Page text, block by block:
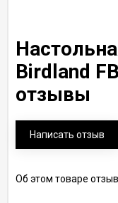
Birdland
отзывы
Написать отзыв
Об этом товаре